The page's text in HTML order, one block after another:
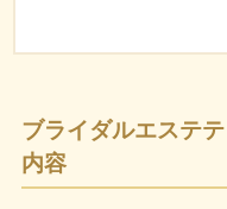
ブライダルエステ
内容